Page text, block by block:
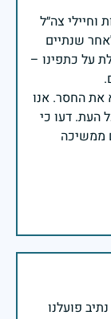
וחיילי צה״ל
שנתיים
על כתפינו –
את החסר. אנו
העת. דעו כי
ממשיכה
פועלנו